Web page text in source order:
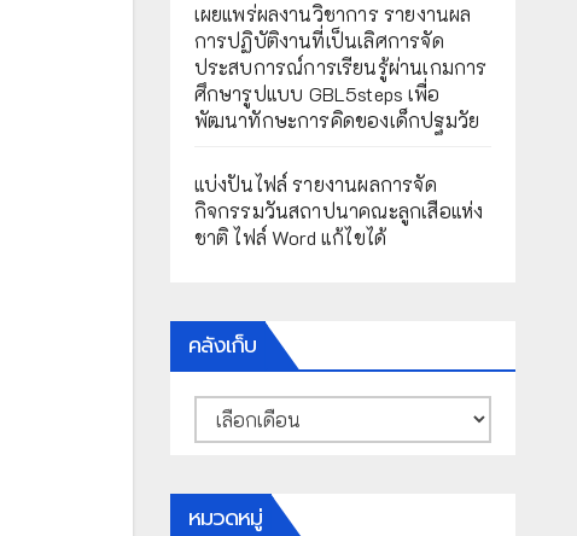
เผยแพร่ผลงานวิชาการ รายงานผล
การปฏิบัติงานที่เป็นเลิศการจัด
ประสบการณ์การเรียนรู้ผ่านเกมการ
ศึกษารูปแบบ GBL5steps เพื่อ
พัฒนาทักษะการคิดของเด็กปฐมวัย
แบ่งปันไฟล์ รายงานผลการจัด
กิจกรรมวันสถาปนาคณะลูกเสือแห่ง
ชาติ ไฟล์ Word แก้ไขได้
คลังเก็บ
คลัง
เก็บ
หมวดหมู่